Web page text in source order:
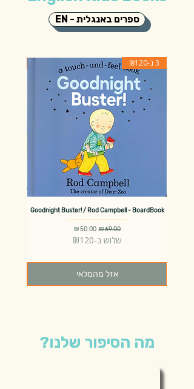
EN - ספרים באנגלית
3 ב-₪120
Goodnight Buster! / Rod Campbell - BoardBook
מחיר רגיל‏69.00 ‏₪ מחיר מבצע‏50.00 ‏₪
שלוש ב-₪120
אזל מהמלאי
מה הסיפור שלנו?